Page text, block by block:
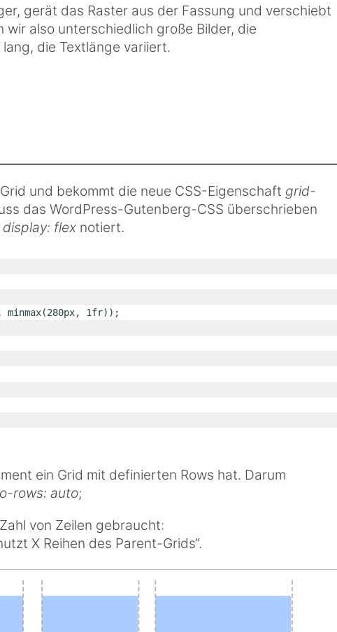
gerät das Raster aus der Fassung und verschiebt
wir also unterschiedlich große Bilder, die
die Textlänge variiert.
und bekommt die neue CSS-Eigenschaft grid-
das WordPress-Gutenberg-CSS überschrieben
display: flexnotiert.
minmax(280px, 1fr));
ein Grid mit definierten Rows hat. Darum
rows: auto;
von Zeilen gebraucht:
X Reihen des Parent-Grids“.